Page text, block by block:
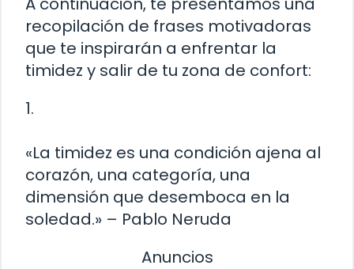
recopilación de frases motivadoras
que te inspirarán a enfrentar la
timidez y salir de tu zona de confort:
1.
«La timidez es una condición ajena al
corazón, una categoría, una
dimensión que desemboca en la
soledad.» – Pablo Neruda
Anuncios